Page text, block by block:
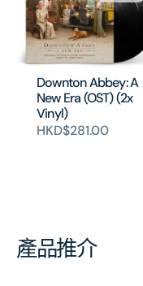
Downton Abbey: A
New Era (OST) (2x
Vinyl)
HKD$281.00
產品推介